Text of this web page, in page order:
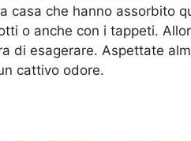
casa che hanno assorbito
o anche con i tappeti.
di esagerare. Aspettate
cattivo odore.